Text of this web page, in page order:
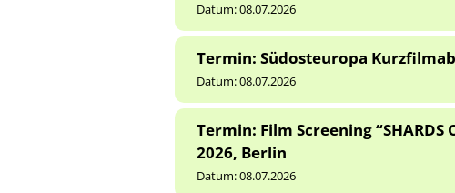
Datum:08.07.2026
Termin: Südosteuropa
Datum:08.07.2026
Termin: Film Screening
2026, Berlin
Datum:08.07.2026